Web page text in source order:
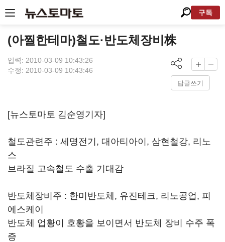
구독
(아찔한테마)철도·반도체장비株
입력: 2010-03-09 10:43:26
수정: 2010-03-09 10:43:46
답글쓰기
[뉴스토마토 김순영기자]
철도관련주 : 세명전기, 대아티아이, 삼현철강, 리노
스
브라질 고속철도 수출 기대감
반도체장비주 : 한미반도체, 유진테크, 리노공업, 피
에스케이
반도체 업황이 호황을 보이면서 반도체 장비 수주 폭
증